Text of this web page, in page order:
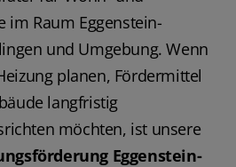
im Raum Eggenstein-
und Umgebung. Wenn
planen, Fördermittel
langfristig
möchten, ist unsere
Eggenstein-